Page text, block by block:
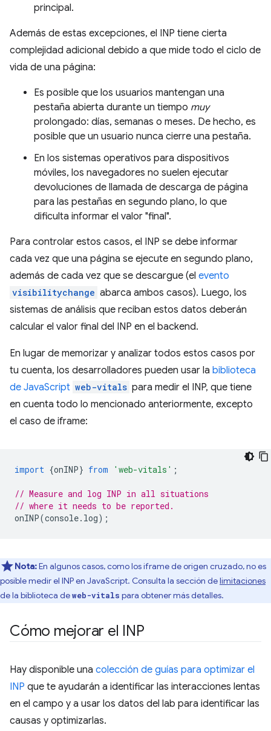
principal.
Además de estas excepciones, el INP tiene cierta
complejidad adicional debido a que mide todo el ciclo de
vida de una página:
Es posible que los usuarios mantengan una
pestaña abierta durante un tiempo muy
prolongado: días, semanas o meses. De hecho, es
posible que un usuario nunca cierre una pestaña.
En los sistemas operativos para dispositivos
móviles, los navegadores no suelen ejecutar
devoluciones de llamada de descarga de página
para las pestañas en segundo plano, lo que
dificulta informar el valor "final".
Para controlar estos casos, el INP se debe informar
cada vez que una página se ejecute en segundo plano,
además de cada vez que se descargue (el evento
visibilitychange abarca ambos casos). Luego, los
sistemas de análisis que reciban estos datos deberán
calcular el valor final del INP en el backend.
En lugar de memorizar y analizar todos estos casos por
tu cuenta, los desarrolladores pueden usar la biblioteca
de JavaScript web-vitals para medir el INP, que tiene
en cuenta todo lo mencionado anteriormente, excepto
el caso de iframe:
import {onINP} from 'web-vitals' ;
// Measure and log INP in all situations
// where it needs to be reported.
onINP(console. log);
Nota:En algunos casos, como los iframe de origen cruzado, no es
posible medir el INP en JavaScript. Consulta la sección delimitaciones
de la biblioteca deweb-vitals para obtener más detalles.
Cómo mejorar el INP
Hay disponible una colección de guías para optimizar el
INP que te ayudarán a identificar las interacciones lentas
en el campo y a usar los datos del lab para identificar las
causas y optimizarlas.